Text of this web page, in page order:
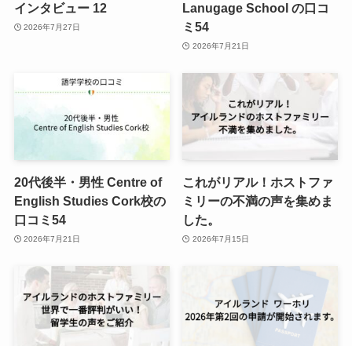
インタビュー 12
2026年7月27日
Lanugage School の口コ
ミ54
2026年7月21日
20代後半・男性 Centre of
English Studies Cork校の
口コミ54
2026年7月21日
これがリアル！ホストファ
ミリーの不満の声を集めま
した。
2026年7月15日